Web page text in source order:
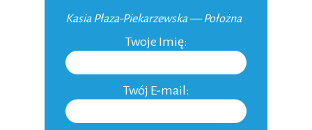
wypoczętą mamę. 🙂
NAPISZ KOMENTARZ
Kasia Płaza-Piekarzewska — Położna
Twoje Imię:
Twój E-mail: